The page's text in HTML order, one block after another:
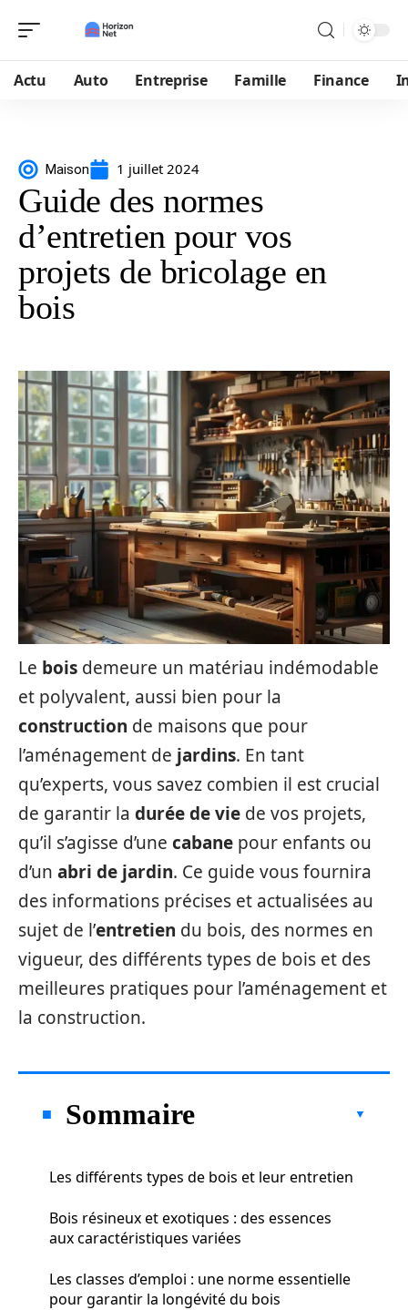
Actu Auto Entreprise Famille Finance
Maison 1 juillet 2024
Guide des normes
d’entretien pour vos
projets de bricolage en
bois
Le bois demeure un matériau indémodable
et polyvalent, aussi bien pour la
construction de maisons que pour
l’aménagement de jardins. En tant
qu’experts, vous savez combien il est crucial
de garantir la durée de vie de vos projets,
qu’il s’agisse d’une cabane pour enfants ou
d’un abri de jardin. Ce guide vous fournira
des informations précises et actualisées au
sujet de l’entretien du bois, des normes en
vigueur, des différents types de bois et des
meilleures pratiques pour l’aménagement et
la construction.
Sommaire
Les différents types de bois et leur entretien
Bois résineux et exotiques : des essences
aux caractéristiques variées
Les classes d’emploi : une norme essentielle
pour garantir la longévité du bois